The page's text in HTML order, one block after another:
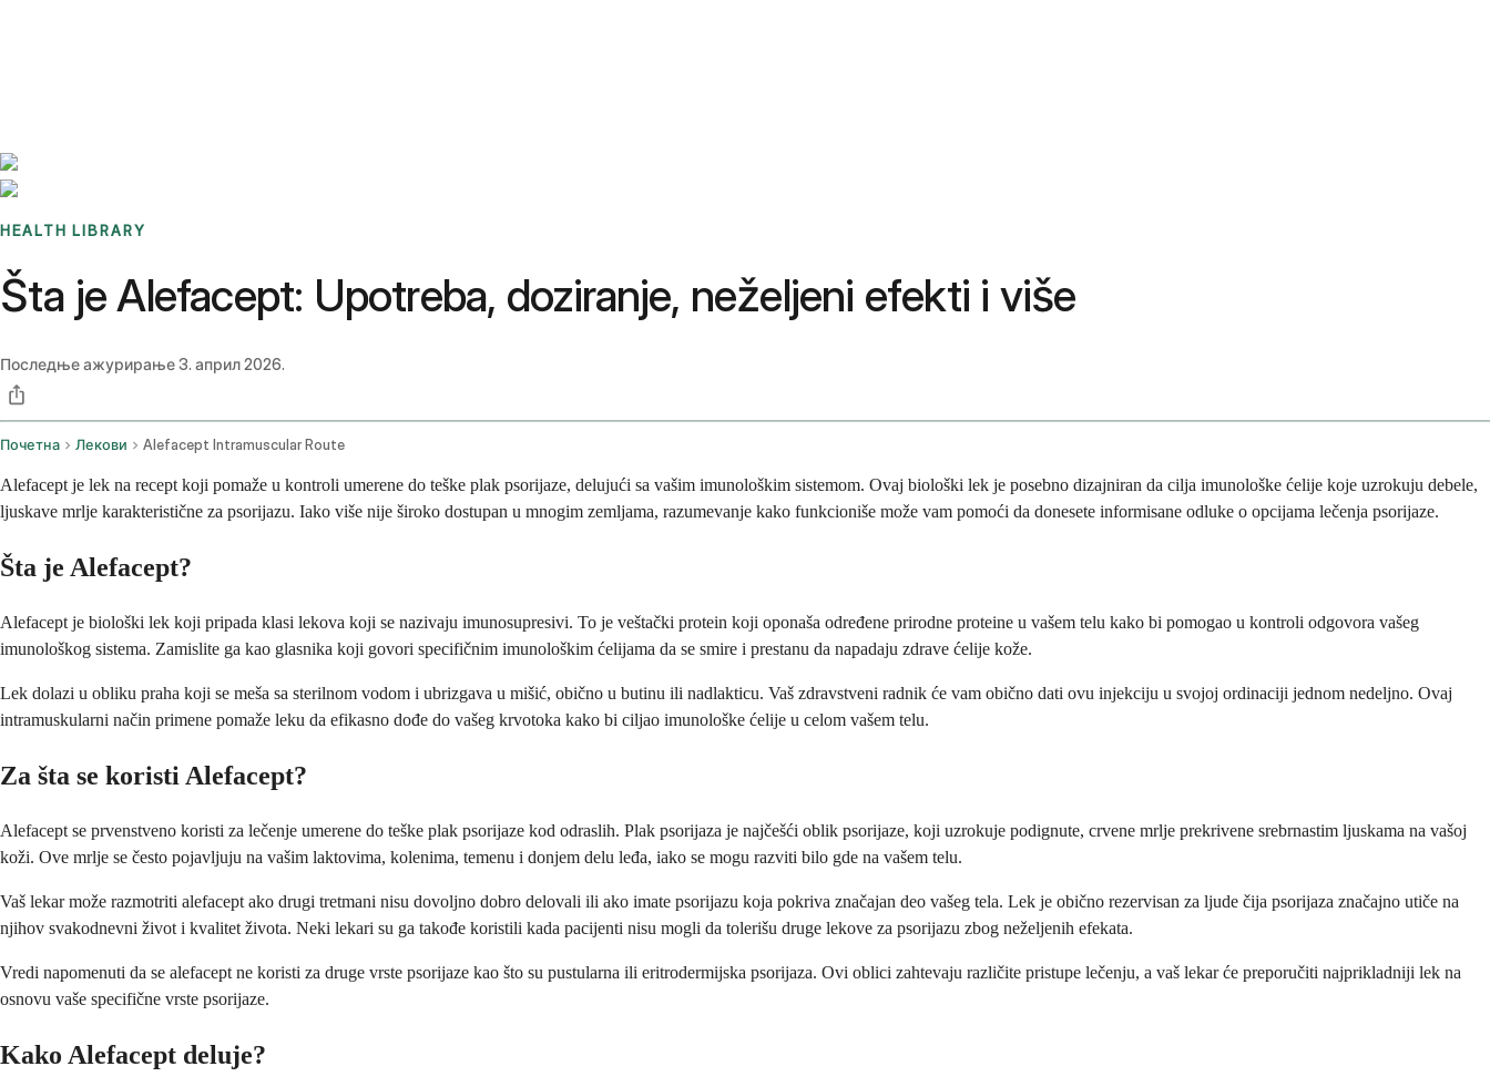
HEALTH LIBRARY
Šta je Alefacept: Upotreba, doziranje, neželjeni efekti i više
Последње ажурирање3. април 2026.
Почетна Лекови Alefacept Intramuscular Route
Alefacept je lek na recept koji pomaže u kontroli umerene do teške plak psorijaze, delujući sa vašim imunološkim sistemom. Ovaj biološki lek je posebno dizajniran da cilja imunološke ćelije koje uzrokuju debele,
ljuskave mrlje karakteristične za psorijazu. Iako više nije široko dostupan u mnogim zemljama, razumevanje kako funkcioniše može vam pomoći da donesete informisane odluke o opcijama lečenja psorijaze.
Šta je Alefacept?
Alefacept je biološki lek koji pripada klasi lekova koji se nazivaju imunosupresivi. To je veštački protein koji oponaša određene prirodne proteine u vašem telu kako bi pomogao u kontroli odgovora vašeg
imunološkog sistema. Zamislite ga kao glasnika koji govori specifičnim imunološkim ćelijama da se smire i prestanu da napadaju zdrave ćelije kože.
Lek dolazi u obliku praha koji se meša sa sterilnom vodom i ubrizgava u mišić, obično u butinu ili nadlakticu. Vaš zdravstveni radnik će vam obično dati ovu injekciju u svojoj ordinaciji jednom nedeljno. Ovaj
intramuskularni način primene pomaže leku da efikasno dođe do vašeg krvotoka kako bi ciljao imunološke ćelije u celom vašem telu.
Za šta se koristi Alefacept?
Alefacept se prvenstveno koristi za lečenje umerene do teške plak psorijaze kod odraslih. Plak psorijaza je najčešći oblik psorijaze, koji uzrokuje podignute, crvene mrlje prekrivene srebrnastim ljuskama na vašoj
koži. Ove mrlje se često pojavljuju na vašim laktovima, kolenima, temenu i donjem delu leđa, iako se mogu razviti bilo gde na vašem telu.
Vaš lekar može razmotriti alefacept ako drugi tretmani nisu dovoljno dobro delovali ili ako imate psorijazu koja pokriva značajan deo vašeg tela. Lek je obično rezervisan za ljude čija psorijaza značajno utiče na
njihov svakodnevni život i kvalitet života. Neki lekari su ga takođe koristili kada pacijenti nisu mogli da tolerišu druge lekove za psorijazu zbog neželjenih efekata.
Vredi napomenuti da se alefacept ne koristi za druge vrste psorijaze kao što su pustularna ili eritrodermijska psorijaza. Ovi oblici zahtevaju različite pristupe lečenju, a vaš lekar će preporučiti najprikladniji lek na
osnovu vaše specifične vrste psorijaze.
Kako Alefacept deluje?